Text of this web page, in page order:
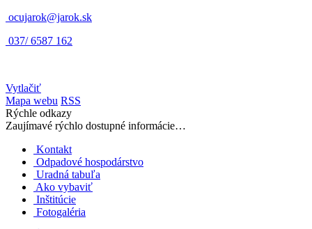
ocujarok@jarok.sk
037/ 6587 162
Vytlačiť
Mapa webu RSS
Rýchle odkazy
Zaujímavé rýchlo dostupné informácie…
Kontakt
Odpadové hospodárstvo
Uradná tabuľa
Ako vybaviť
Inštitúcie
Fotogaléria